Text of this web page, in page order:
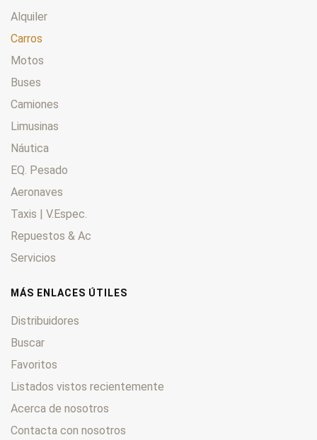
Alquiler
Carros
Motos
Buses
Camiones
Limusinas
Náutica
EQ. Pesado
Aeronaves
Taxis | V.Espec.
Repuestos & Ac
Servicios
MÁS ENLACES ÚTILES
Distribuidores
Buscar
Favoritos
Listados vistos recientemente
Acerca de nosotros
Contacta con nosotros